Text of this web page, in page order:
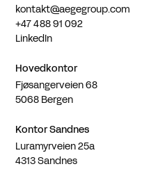
kontakt@aegegroup.com
+47 488 91 092
LinkedIn
Hovedkontor
Fjøsangerveien 68
5068 Bergen
Kontor Sandnes
Luramyrveien 25a
4313 Sandnes